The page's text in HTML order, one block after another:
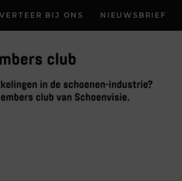
BIJ ONS NIEUWSBRIEF